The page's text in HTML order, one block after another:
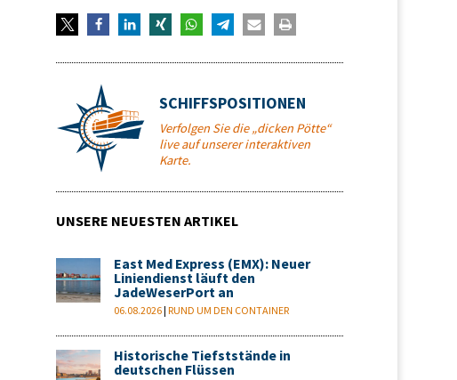
SCHIFFSPOSITIONEN
Verfolgen Sie die „dicken Pötte“
live auf unserer interaktiven
Karte.
UNSERE NEUESTEN ARTIKEL
East Med Express (EMX): Neuer
Liniendienst läuft den
JadeWeserPort an
06.08.2026 |RUND UM DEN CONTAINER
Historische Tiefststände in
deutschen Flüssen